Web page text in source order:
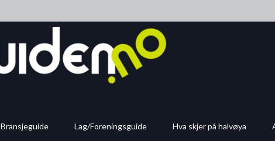
Bransjeguide Lag/Foreningsguide Hva skjer på halvøya